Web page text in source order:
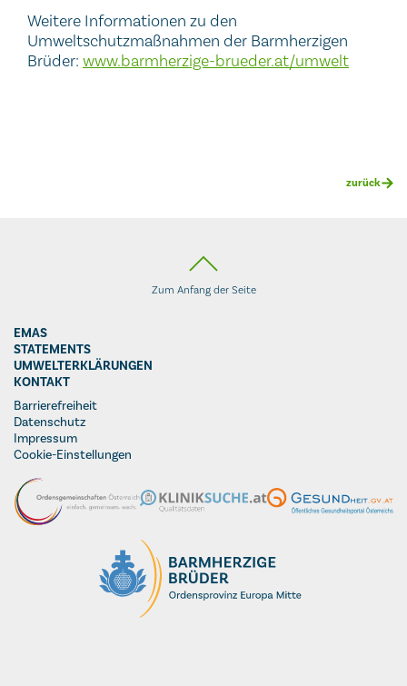
Weitere Informationen zu den
Umweltschutzmaßnahmen der Barmherzigen
Brüder: www.barmherzige-brueder.at/umwelt
zurück
Zum Anfang der Seite
EMAS
STATEMENTS
UMWELTERKLÄRUNGEN
KONTAKT
Barrierefreiheit
Datenschutz
Impressum
Cookie-Einstellungen